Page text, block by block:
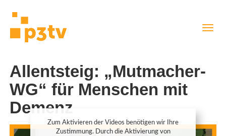
Allentsteig: „Mutmacher-
WG“ für Menschen mit
Demenz
Zum Aktivieren der Videos benötigen wir Ihre
Zustimmung. Durch die Aktivierung von